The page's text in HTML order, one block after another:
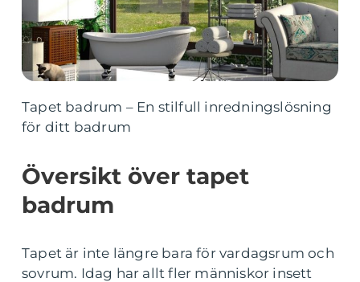
Tapet badrum – En stilfull inredningslösning
för ditt badrum
Översikt över tapet
badrum
Tapet är inte längre bara för vardagsrum och
sovrum. Idag har allt fler människor insett